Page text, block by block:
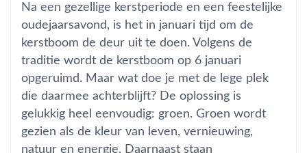
Na een gezellige kerstperiode en een feestelijke
oudejaarsavond, is het in januari tijd om de
kerstboom de deur uit te doen. Volgens de
traditie wordt de kerstboom op 6 januari
opgeruimd. Maar wat doe je met de lege plek
die daarmee achterblijft? De oplossing is
gelukkig heel eenvoudig: groen. Groen wordt
gezien als de kleur van leven, vernieuwing,
natuur en energie. Daarnaast staan